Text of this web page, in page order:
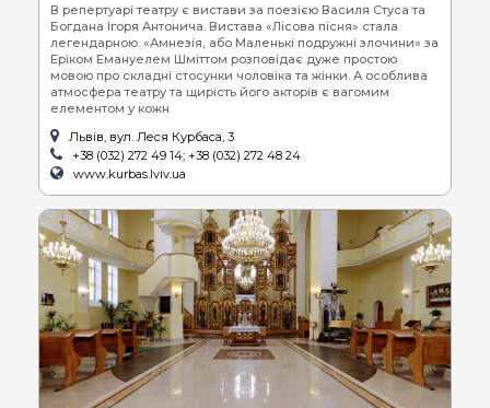
В репертуарі театру є вистави за поезією Василя Стуса та
Богдана Ігоря Антонича. Вистава «Лісова пісня» стала
легендарною. «Амнезія, або Маленькі подружні злочини» за
Еріком Емануелем Шміттом розповідає дуже простою
мовою про складні стосунки чоловіка та жінки. А особлива
атмосфера театру та щирість його акторів є вагомим
елементом у кожн
Львів, вул. Леся Курбаса, 3
+38 (032) 272 49 14; +38 (032) 272 48 24
www.kurbas.lviv.ua